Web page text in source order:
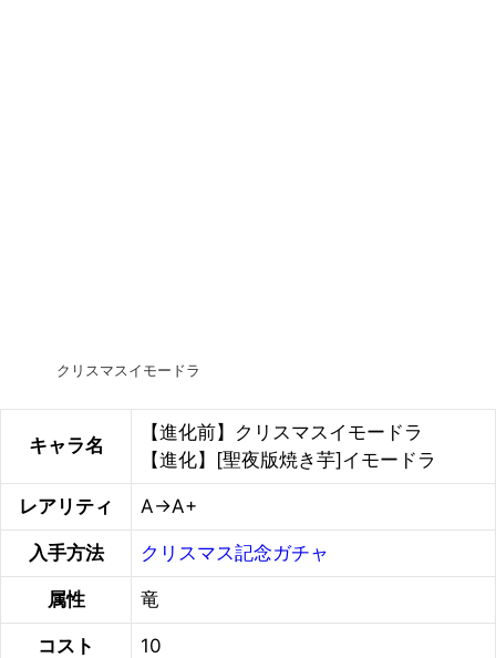
クリスマスイモードラ
キャラ名
【進化前】クリスマスイモードラ
【進化】[聖夜版焼き芋]イモードラ
レアリティ A→A+
入手方法 クリスマス記念ガチャ
属性 竜
コスト 10